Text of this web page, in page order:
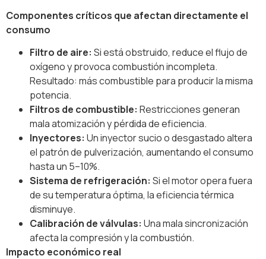
Componentes críticos que afectan directamente el
consumo
Filtro de aire: Si está obstruido, reduce el flujo de
oxígeno y provoca combustión incompleta.
Resultado: más combustible para producir la misma
potencia.
Filtros de combustible: Restricciones generan
mala atomización y pérdida de eficiencia.
Inyectores: Un inyector sucio o desgastado altera
el patrón de pulverización, aumentando el consumo
hasta un 5–10%.
Sistema de refrigeración: Si el motor opera fuera
de su temperatura óptima, la eficiencia térmica
disminuye.
Calibración de válvulas: Una mala sincronización
afecta la compresión y la combustión.
Impacto económico real